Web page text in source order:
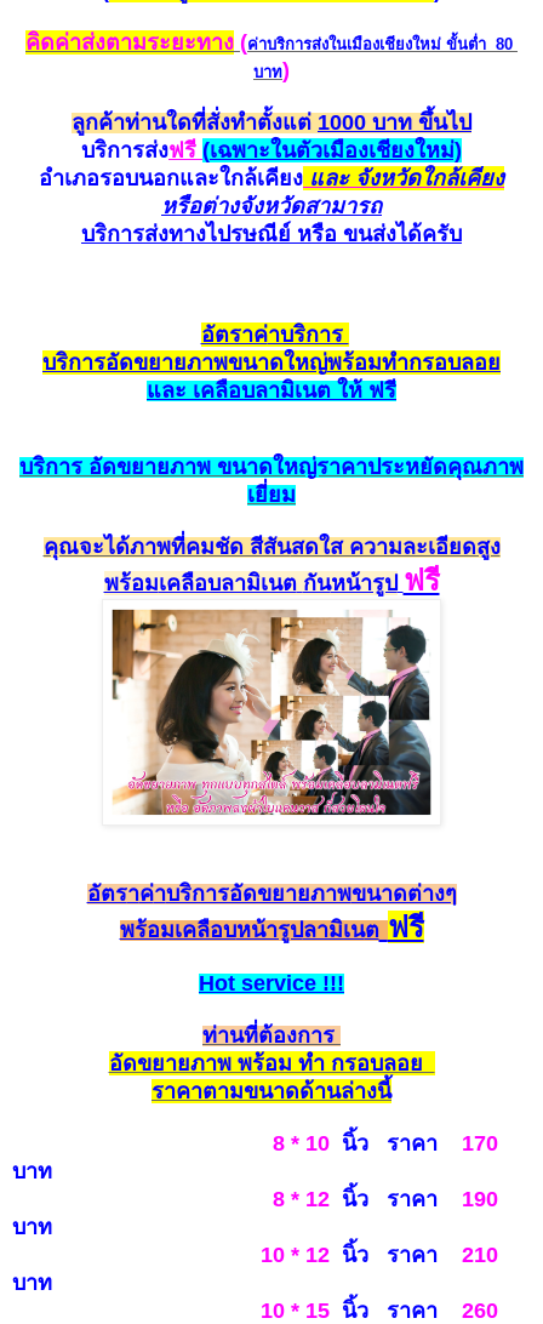
คิดค่าส่งตามระยะทาง (ค่าบริการส่งในเมืองเชียงใหม่ ขั้นต่ำ 80
บาท)
ลูกค้าท่านใดที่สั่งทำตั้งแต่ 1000 บาท ขึ้นไป
บริการส่งฟรี (เฉพาะในตัวเมืองเชียงใหม่)
อำเภอรอบนอกและใกล้เคียง และ จังหวัดใกล้เคียง
หรือต่างจังหวัดสามารถ
บริการส่งทางไปรษณีย์ หรือ ขนส่งได้ครับ
อัตราค่าบริการ
บริการอัดขยายภาพขนาดใหญ่พร้อมทำกรอบลอย
และ เคลือบลามิเนต ให้ ฟรี
บริการ อัดขยายภาพ ขนาดใหญ่ราคาประหยัดคุณภาพ
เยี่ยม
คุณจะได้ภาพที่คมชัด สีสันสดใส ความละเอียดสูง
พร้อมเคลือบลามิเนต กันหน้ารูป ฟรี
อัตราค่าบริการอัดขยายภาพขนาดต่างๆ
พร้อมเคลือบหน้ารูปลามิเนต ฟรี
Hot service !!!
ท่านที่ต้องการ
อัดขยายภาพ พร้อม ทำ กรอบลอย
ราคาตามขนาดด้านล่างนี้
8 * 10 นิ้ว ราคา 170
บาท
8 * 12 นิ้ว ราคา 190
บาท
10 * 12 นิ้ว ราคา 210
บาท
10 * 15 นิ้ว ราคา 260